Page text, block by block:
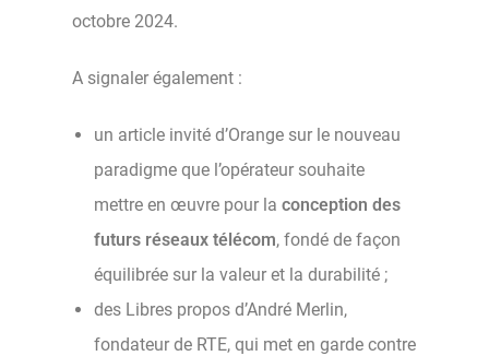
octobre 2024.
A signaler également :
un article invité d’Orange sur le nouveau
paradigme que l’opérateur souhaite
mettre en œuvre pour la conception des
futurs réseaux télécom, fondé de façon
équilibrée sur la valeur et la durabilité ;
des Libres propos d’André Merlin,
fondateur de RTE, qui met en garde contre